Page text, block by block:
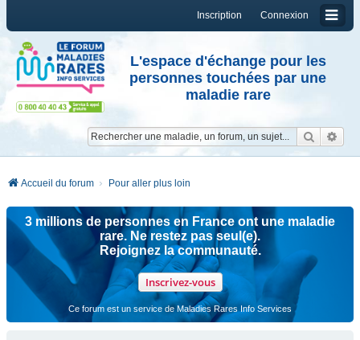
Connexion
Inscription
L'espace d'échange pour les
personnes touchées par une
maladie rare
Accueil du forum Pour aller plus loin
3 millions de personnes en France ont une maladie
rare. Ne restez pas seul(e).
Rejoignez la communauté.
Inscrivez-vous
Ce forum est un service de Maladies Rares Info Services